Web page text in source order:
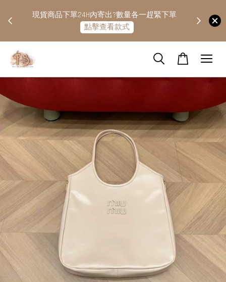
現貨商品下單24H內寄出?數量各一趕緊下單
點擊查看款式